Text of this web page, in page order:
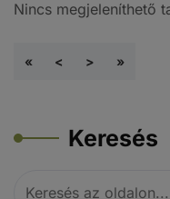
Nincs megjeleníthető
« < > »
Keresés